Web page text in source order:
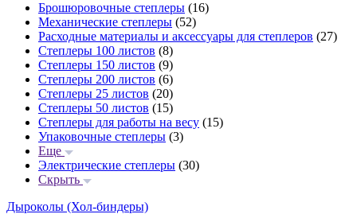
Брошюровочные степлеры (16)
Механические степлеры (52)
Расходные материалы и аксессуары для степлеров (27)
Степлеры 100 листов (8)
Степлеры 150 листов (9)
Степлеры 200 листов (6)
Степлеры 25 листов (20)
Степлеры 50 листов (15)
Степлеры для работы на весу (15)
Упаковочные степлеры (3)
Еще
Электрические степлеры (30)
Скрыть
Дыроколы (Хол-биндеры)